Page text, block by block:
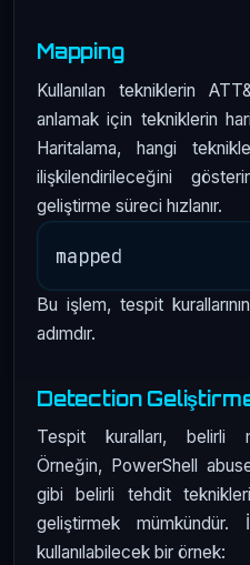
Mapping
Kullanılan tekniklerin
anlamak için tekniklerin
Haritalama, hangi
ilişkilendirileceğini
geliştirme süreci hızlanır.
Bu işlem, tespit
adımdır.
Detection
Tespit kuralları, belirli
Örneğin, PowerShell
gibi belirli tehdit
geliştirmek
kullanılabilecek bir örnek: